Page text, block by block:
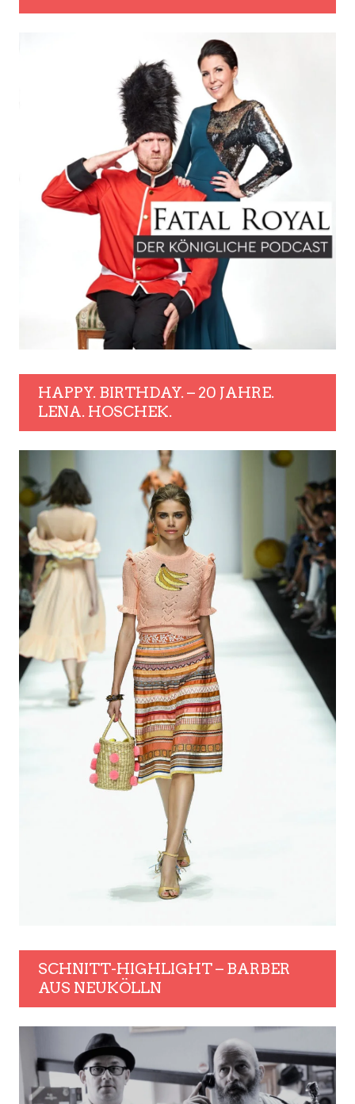
HAPPY. BIRTHDAY. – 20 JAHRE.
LENA. HOSCHEK.
SCHNITT-HIGHLIGHT – BARBER
AUS NEUKÖLLN